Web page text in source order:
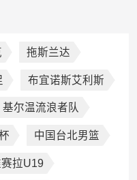
拖斯兰达
布宜诺斯艾利斯
基尔温流浪者队
中国台北男篮
拉U19